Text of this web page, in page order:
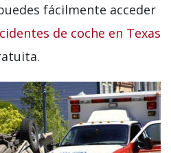
fácilmente acceder
de coche en Texas